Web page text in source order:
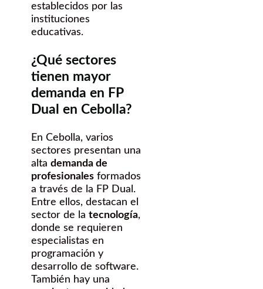
establecidos por las
instituciones
educativas.
¿Qué sectores
tienen mayor
demanda en FP
Dual en Cebolla?
En Cebolla, varios
sectores presentan una
alta demanda de
profesionales formados
a través de la FP Dual.
Entre ellos, destacan el
sector de la tecnología,
donde se requieren
especialistas en
programación y
desarrollo de software.
También hay una